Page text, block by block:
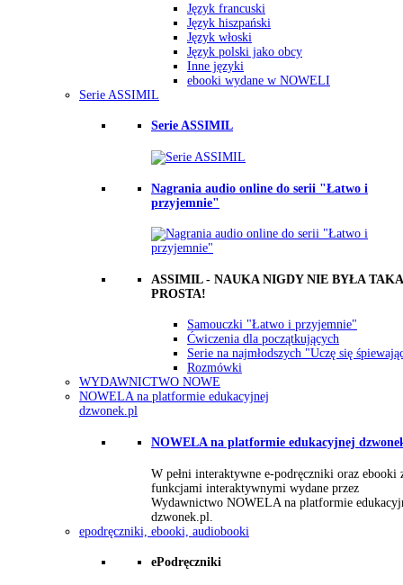
Język francuski
Język hiszpański
Język włoski
Język polski jako obcy
Inne języki
ebooki wydane w NOWELI
Serie ASSIMIL
Serie ASSIMIL
Nagrania audio online do serii "Łatwo i
przyjemnie"
ASSIMIL - NAUKA NIGDY NIE BYŁA TAKA
PROSTA!
Samouczki "Łatwo i przyjemnie"
Ćwiczenia dla początkujących
Serie na najmłodszych "Uczę się
Rozmówki
WYDAWNICTWO NOWE
NOWELA na platformie edukacyjnej
dzwonek.pl
NOWELA na platformie edukacyjnej
W pełni interaktywne e-podręczniki oraz ebooki
funkcjami interaktywnymi wydane przez
Wydawnictwo NOWELA na platformie
dzwonek.pl.
epodręczniki, ebooki, audiobooki
ePodręczniki